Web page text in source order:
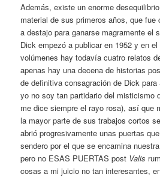
Además, existe un enorme
material de sus primeros años, que fue
a destajo para ganarse magramente el
Dick empezó a publicar en 1952 y en
volúmenes hay todavía cuatro relatos
apenas hay una decena de historias
de definitiva consagración de Dick
yo no soy tan partidario del misticismo
me dice siempre el rayo rosa), así que
la mayor parte de sus trabajos cortos
abrió progresivamente unas puertas
sendero por el que se encamina
pero no ESAS PUERTAS post Valis
cosas a mi juicio no tan interesantes,